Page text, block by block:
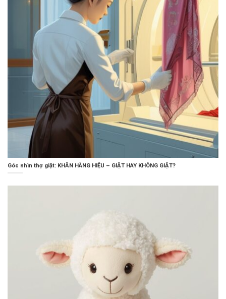
Góc nhìn thợ giặt: KHĂN HÀNG HIỆU – GIẶT HAY KHÔNG GIẶT?